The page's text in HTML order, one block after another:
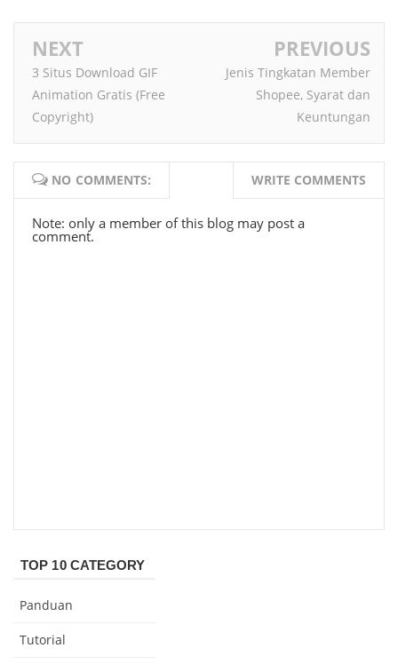
NEXT
3 Situs Download GIF
Animation Gratis (Free
Copyright)
PREVIOUS
Jenis Tingkatan Member
Shopee, Syarat dan
Keuntungan
NO COMMENTS: WRITE COMMENTS
Note: only a member of this blog may post a
comment.
TOP 10 CATEGORY
Panduan
Tutorial